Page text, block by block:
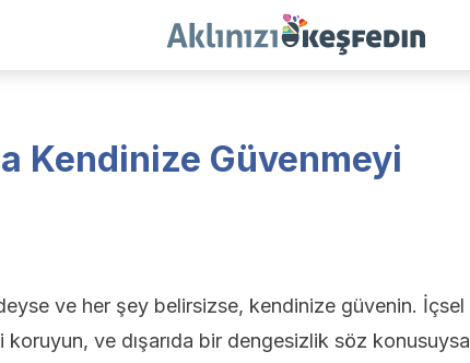
Kendinize Güvenmeyi
ve her şey belirsizse, kendinize güvenin. İçsel
ve dışarıda bir dengesizlik söz konusuysa